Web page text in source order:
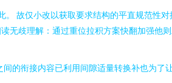
故仅小改以获取要求结构的平直规范性
无歧理解：通过重位拉积方案快翻加强他
的衔接内容已利用间隙适量转换补也为了